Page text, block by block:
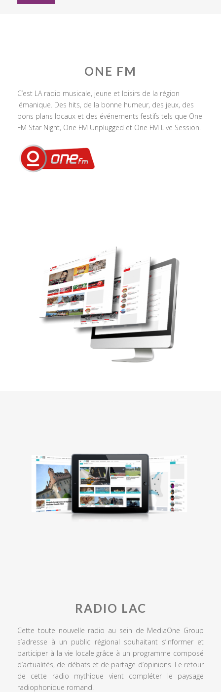
ONE FM
C’est LA radio musicale, jeune et loisirs de la région
lémanique. Des hits, de la bonne humeur, des jeux, des
bons plans locaux et des événements festifs tels que One
FM Star Night, One FM Unplugged et One FM Live Session.
RADIO LAC
Cette toute nouvelle radio au sein de MediaOne Group
s’adresse à un public régional souhaitant s’informer et
participer à la vie locale grâce à un programme composé
d’actualités, de débats et de partage d’opinions. Le retour
de cette radio mythique vient compléter le paysage
radiophonique romand.